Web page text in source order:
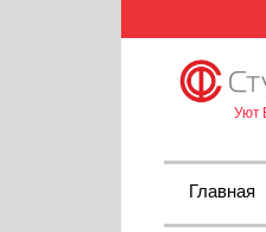
Уют
Главная